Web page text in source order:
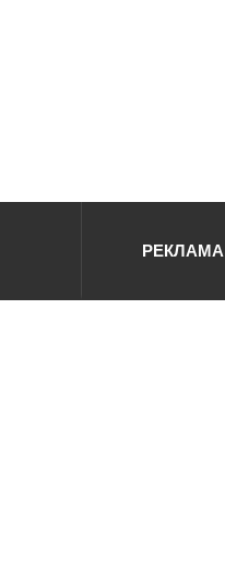
РЕКЛАМА